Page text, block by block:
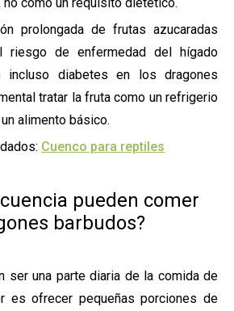
prolongada de frutas azucaradas
riesgo de enfermedad del hígado
incluso diabetes en los dragones
tratar la fruta como un refrigerio
alimento básico.
Cuenco para reptiles
pueden comer
barbudos?
ser una parte diaria de la comida de
es ofrecer pequeñas porciones de